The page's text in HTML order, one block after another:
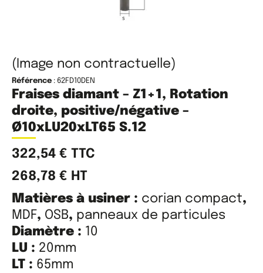
(Image non contractuelle)
Référence : 62FD10DEN
Fraises diamant – Z1+1, Rotation
droite, positive/négative –
Ø10xLU20xLT65 S.12
322,54 € TTC
268,78 € HT
Matières à usiner : corian compact,
MDF, OSB, panneaux de particules
Diamètre : 10
LU : 20mm
LT : 65mm